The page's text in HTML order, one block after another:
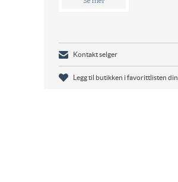
Kontakt selger
Legg til butikken i favorittlisten din